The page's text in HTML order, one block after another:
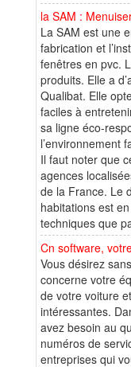
la SAM :
La SAM est une
fabrication et
fenêtres en pvc.
produits. Elle a
Qualibat. Elle
faciles à
sa ligne éco-
l’environnement
Il faut noter que
agences
de la France. Le
habitations est
techniques que
Cn software,
Vous désirez
concerne votre
de votre voiture
intéressantes.
avez besoin au
numéros de
entreprises qui